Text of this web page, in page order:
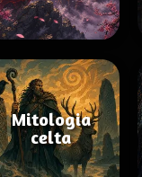
Mitologia
celta